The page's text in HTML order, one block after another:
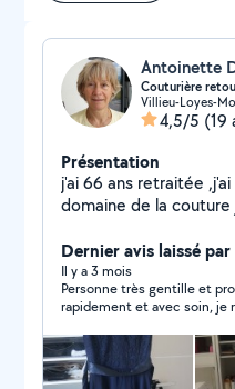
Antoinette
Couturière
4,5/5 (19
Présentation
j'ai 66 ans retraitée
domaine de la couture je
Dernier avis laissé
Il y a 3 mois
Personne très gentille et
rapidement et avec soin, je